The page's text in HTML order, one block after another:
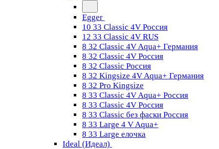
Egger
10 33 Classic 4V Россия
12 33 Classic 4V RUS
8 32 Classic 4V Aqua+ Германия
8 32 Classic 4V Россия
8 32 Classic Россия
8 32 Kingsize 4V Aqua+ Германия
8 32 Pro Kingsize
8 33 Classic 4V Aqua+ Россия
8 33 Classic 4V Россия
8 33 Classic без фаски Россия
8 33 Large 4 V Aqua+
8 33 Large елочка
Ideal (Идеал)